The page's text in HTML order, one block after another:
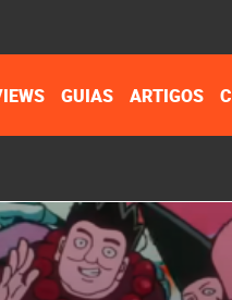
GUIAS ARTIGOS